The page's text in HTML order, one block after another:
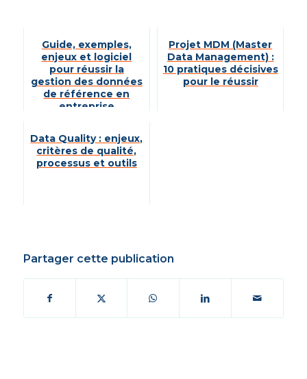
Guide, exemples,
enjeux et logiciel
pour réussir la
gestion des données
de référence en
entreprise
Projet MDM (Master
Data Management) :
10 pratiques décisives
pour le réussir
Data Quality : enjeux,
critères de qualité,
processus et outils
Partager cette publication